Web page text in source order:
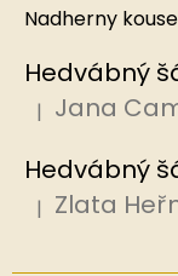
Nadherny
Hodnocení
| Jana
Hodnocení
| Zlata